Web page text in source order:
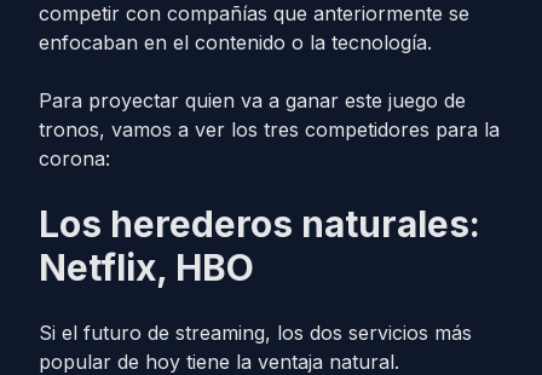
competir con compañías que anteriormente se
enfocaban en el contenido o la tecnología.
Para proyectar quien va a ganar este juego de
tronos, vamos a ver los tres competidores para la
corona:
Los herederos naturales:
Netflix, HBO
Si el futuro de streaming, los dos servicios más
popular de hoy tiene la ventaja natural.